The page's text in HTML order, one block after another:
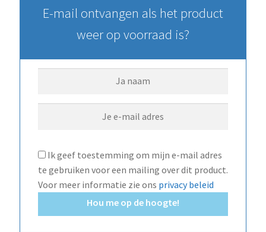
E-mail ontvangen als het product
weer op voorraad is?
Ik geef toestemming om mijn e-mail adres
te gebruiken voor een mailing over dit product.
Voor meer informatie zie ons privacy beleid
Hou me op de hoogte!